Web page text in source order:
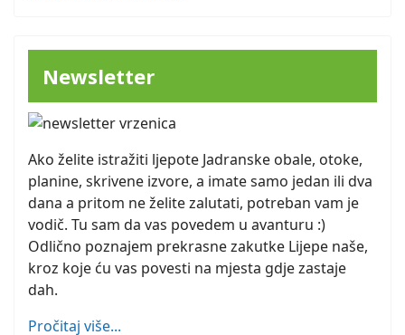
Newsletter
Ako želite istražiti ljepote Jadranske obale, otoke,
planine, skrivene izvore, a imate samo jedan ili dva
dana a pritom ne želite zalutati, potreban vam je
vodič. Tu sam da vas povedem u avanturu :)
Odlično poznajem prekrasne zakutke Lijepe naše,
kroz koje ću vas povesti na mjesta gdje zastaje
dah.
Pročitaj više...